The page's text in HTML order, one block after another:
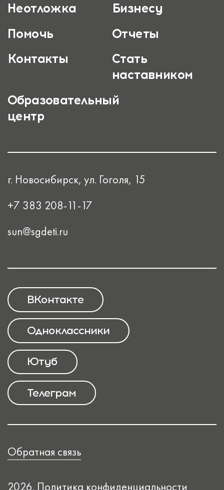
Неотложка
Бизнесу
Помочь
Отчеты
Контакты
Стать
наставником
Образовательный
центр
г. Новосибирск, ул. Гоголя, 15
+7 383 208-11-17
sun@sgdeti.ru
Обратная связь
2026. Политика конфиденциальности
ВКонтакте
Одноклассники
Ютуб
Телеграм